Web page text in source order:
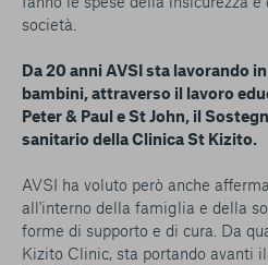
società.
Da 20 anni AVSI sta lavorando
bambini, attraverso il lavoro
Peter & Paul e St John, il
sanitario della Clinica St Kizito.
AVSI ha voluto però anche
all'interno della famiglia e della
forme di supporto e di cura. Da
Kizito Clinic, sta portando avanti